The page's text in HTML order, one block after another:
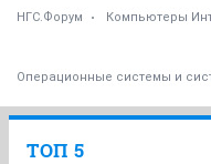
НГС.Форум Компьютеры
Операционные системы и
ТОП 5